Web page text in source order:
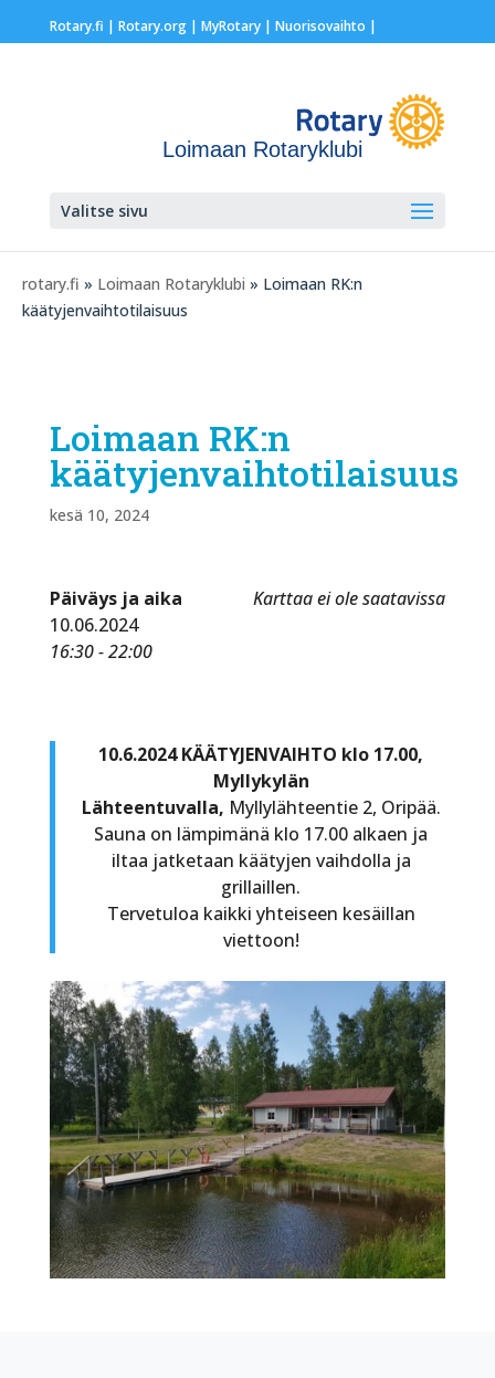
Rotary.fi | Rotary.org| MyRotary | Nuorisovaihto |
Loimaan Rotaryklubi
Valitse sivu
rotary.fi » Loimaan Rotaryklubi » Loimaan RK:n
käätyjenvaihtotilaisuus
Loimaan RK:n
käätyjenvaihtotilaisuus
kesä 10, 2024
Karttaa ei ole saatavissa
Päiväys ja aika
10.06.2024
16:30 - 22:00
10.6.2024 KÄÄTYJENVAIHTO klo 17.00,
Myllykylän
Lähteentuvalla, Myllylähteentie 2, Oripää.
Sauna on lämpimänä klo 17.00 alkaen ja
iltaa jatketaan käätyjen vaihdolla ja
grillaillen.
Tervetuloa kaikki yhteiseen kesäillan
viettoon!